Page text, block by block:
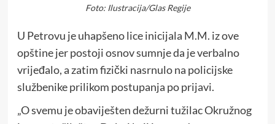
Foto: Ilustracija/Glas Regije
U Petrovu je uhapšeno lice inicijala M.M. iz ove
opštine jer postoji osnov sumnje da je verbalno
vrijeđalo, a zatim fizički nasrnulo na policijske
službenike prilikom postupanja po prijavi.
„O svemu je obaviješten dežurni tužilac Okružnog